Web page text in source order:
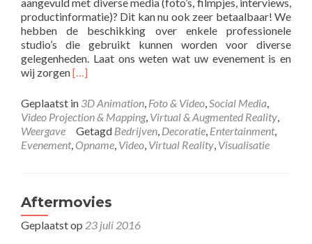
productinformatie)? Dit kan nu ook zeer betaalbaar! We
hebben de beschikking over enkele professionele
studio’s die gebruikt kunnen worden voor diverse
gelegenheden. Laat ons weten wat uw evenement is en
wij zorgenLees
overEvent
Studio
[…]
Geplaatst in 3D Animation, Foto & Video,Social Media,
Video Projection & Mapping, Virtual & Augmented Reality,
Weergave
Getagd Bedrijven, Decoratie, Entertainment,
Evenement, Opname, Video, Virtual Reality, Visualisatie
Aftermovies
Geplaatst op 23 juli 2016